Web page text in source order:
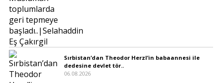
Sırbistan’dan Theodor Herzl’in babaannesi ile
dedesine devlet tör..
06.08.2026